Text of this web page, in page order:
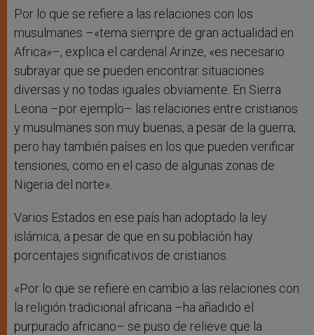
Por lo que se refiere a las relaciones con los
musulmanes –«tema siempre de gran actualidad en
Africa»–, explica el cardenal Arinze, «es necesario
subrayar que se pueden encontrar situaciones
diversas y no todas iguales obviamente. En Sierra
Leona –por ejemplo– las relaciones entre cristianos
y musulmanes son muy buenas, a pesar de la guerra;
pero hay también países en los que pueden verificar
tensiones, como en el caso de algunas zonas de
Nigeria del norte».
Varios Estados en ese país han adoptado la ley
islámica, a pesar de que en su población hay
porcentajes significativos de cristianos.
«Por lo que se refiere en cambio a las relaciones con
la religión tradicional africana –ha añadido el
purpurado africano– se puso de relieve que la